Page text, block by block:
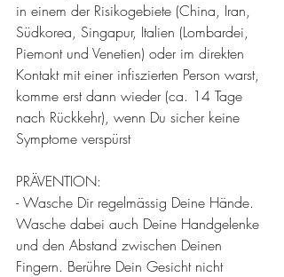
in einem der Risikogebiete (China, Iran,
Südkorea, Singapur, Italien (Lombardei,
Piemont und Venetien) oder im direkten
Kontakt mit einer infiszierten Person warst,
komme erst dann wieder (ca. 14 Tage
nach Rückkehr), wenn Du sicher keine
Symptome verspürst
PRÄVENTION:
- Wasche Dir regelmässig Deine Hände.
Wasche dabei auch Deine Handgelenke
und den Abstand zwischen Deinen
Fingern. Berühre Dein Gesicht nicht